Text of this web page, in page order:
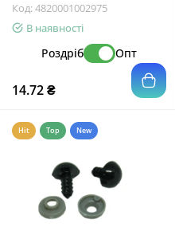
Код:4820001002975
В наявності
Роздріб Опт
14.72 ₴
Hit Top New